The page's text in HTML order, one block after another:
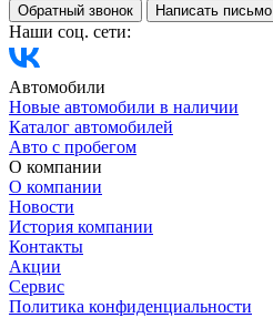
Обратный звонок Написать письмо
Наши соц. сети:
Автомобили
Новые автомобили в наличии
Каталог автомобилей
Авто с пробегом
О компании
О компании
Новости
История компании
Контакты
Акции
Сервис
Политика конфиденциальности